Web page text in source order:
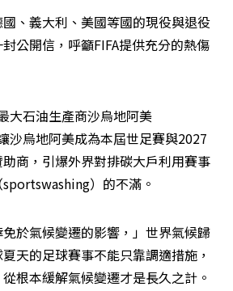
、義大利、美國等國的現役與退役
公開信，呼籲FIFA提供充分的熱傷
大石油生產商沙烏地阿美
沙烏地阿美成為本屆世足賽與2027
商，引爆外界對排碳大戶利用賽事
）的不滿。
免於氣候變遷的影響，」世界氣候歸
天的足球賽事不能只靠調適措施，
根本緩解氣候變遷才是長久之計。